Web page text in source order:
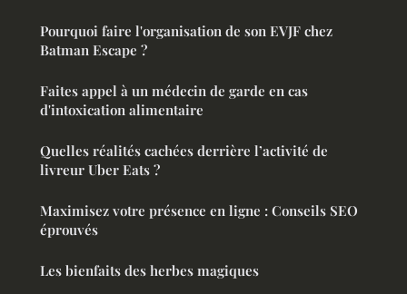
Pourquoi faire l'organisation de son EVJF chez
Batman Escape ?
Faites appel à un médecin de garde en cas
d'intoxication alimentaire
Quelles réalités cachées derrière l’activité de
livreur Uber Eats ?
Maximisez votre présence en ligne : Conseils SEO
éprouvés
Les bienfaits des herbes magiques